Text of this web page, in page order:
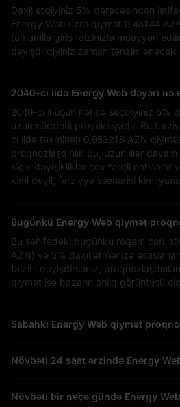
Daxil etdiyiniz 5% dərəcəsindən
Energy Web üzrə qiymət 0,48144
tamamilə giriş faizinizlə müəyyən
dəyişdirdiyiniz zaman tənzimlənəcək.
2040-cı ildə Energy Web dəyəri nə
2040-cı il üçün nəticə seçdiyiniz 5%
uzunmüddətli proyeksiyadır. Bu
cı ildə təxminən 0,953218 AZN
proqnozlaşdırılır. Bu, uzun illər
kiçik dəyişikliklər çox fərqli nəticələr
kimi deyil, fərziyyə ssenarisi kimi
Bugünkü Energy Web qiymət
Bu səhifədəki bugünkü rəqəm cari
AZN) və 5% daxil etmənizə
faizini dəyişdirsəniz,
qiymət isə bazarın anlıq görüntüsü
Sabahkı Energy Web qiymət
Növbəti 24 saat ərzində Energy
Növbəti bir neçə gündə Energy